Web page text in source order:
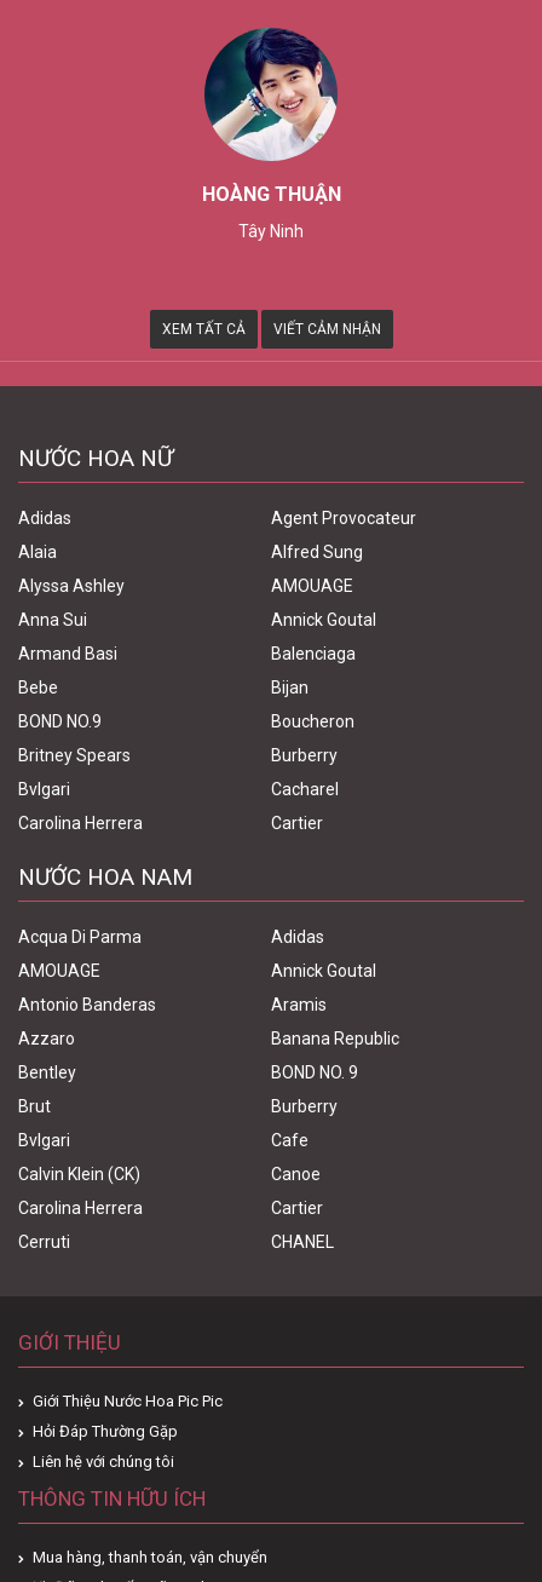
HOÀNG THUẬN
Tây Ninh
XEM TẤT CẢ VIẾT CẢM NHẬN
NƯỚC HOA NỮ
Adidas
Agent Provocateur
Alaia
Alfred Sung
Alyssa Ashley
AMOUAGE
Anna Sui
Annick Goutal
Armand Basi
Balenciaga
Bebe
Bijan
BOND NO.9
Boucheron
Britney Spears
Burberry
Bvlgari
Cacharel
Carolina Herrera
Cartier
NƯỚC HOA NAM
Acqua Di Parma
Adidas
AMOUAGE
Annick Goutal
Antonio Banderas
Aramis
Azzaro
Banana Republic
Bentley
BOND NO. 9
Brut
Burberry
Bvlgari
Cafe
Calvin Klein (CK)
Canoe
Carolina Herrera
Cartier
Cerruti
CHANEL
GIỚI THIỆU
Giới Thiệu Nước Hoa Pic Pic
Hỏi Đáp Thường Gặp
Liên hệ với chúng tôi
THÔNG TIN HỮU ÍCH
Mua hàng, thanh toán, vận chuyển